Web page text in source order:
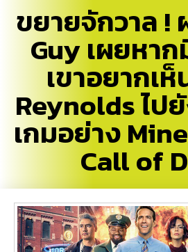
ขยายจักวาล !
Guy เผยหา
เขาอยากเ
Reynolds ไป
เกมอย่าง
Call of